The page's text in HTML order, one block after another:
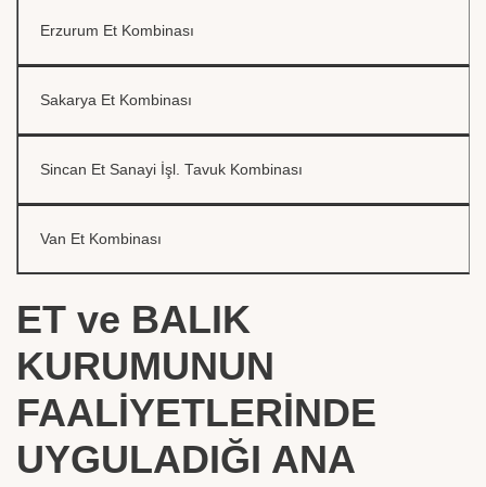
Erzurum Et Kombinası
Sakarya Et Kombinası
Sincan Et Sanayi İşl. Tavuk Kombinası
Van Et Kombinası
ET ve BALIK
KURUMUNUN
FAALİYETLERİNDE
UYGULADIĞI ANA